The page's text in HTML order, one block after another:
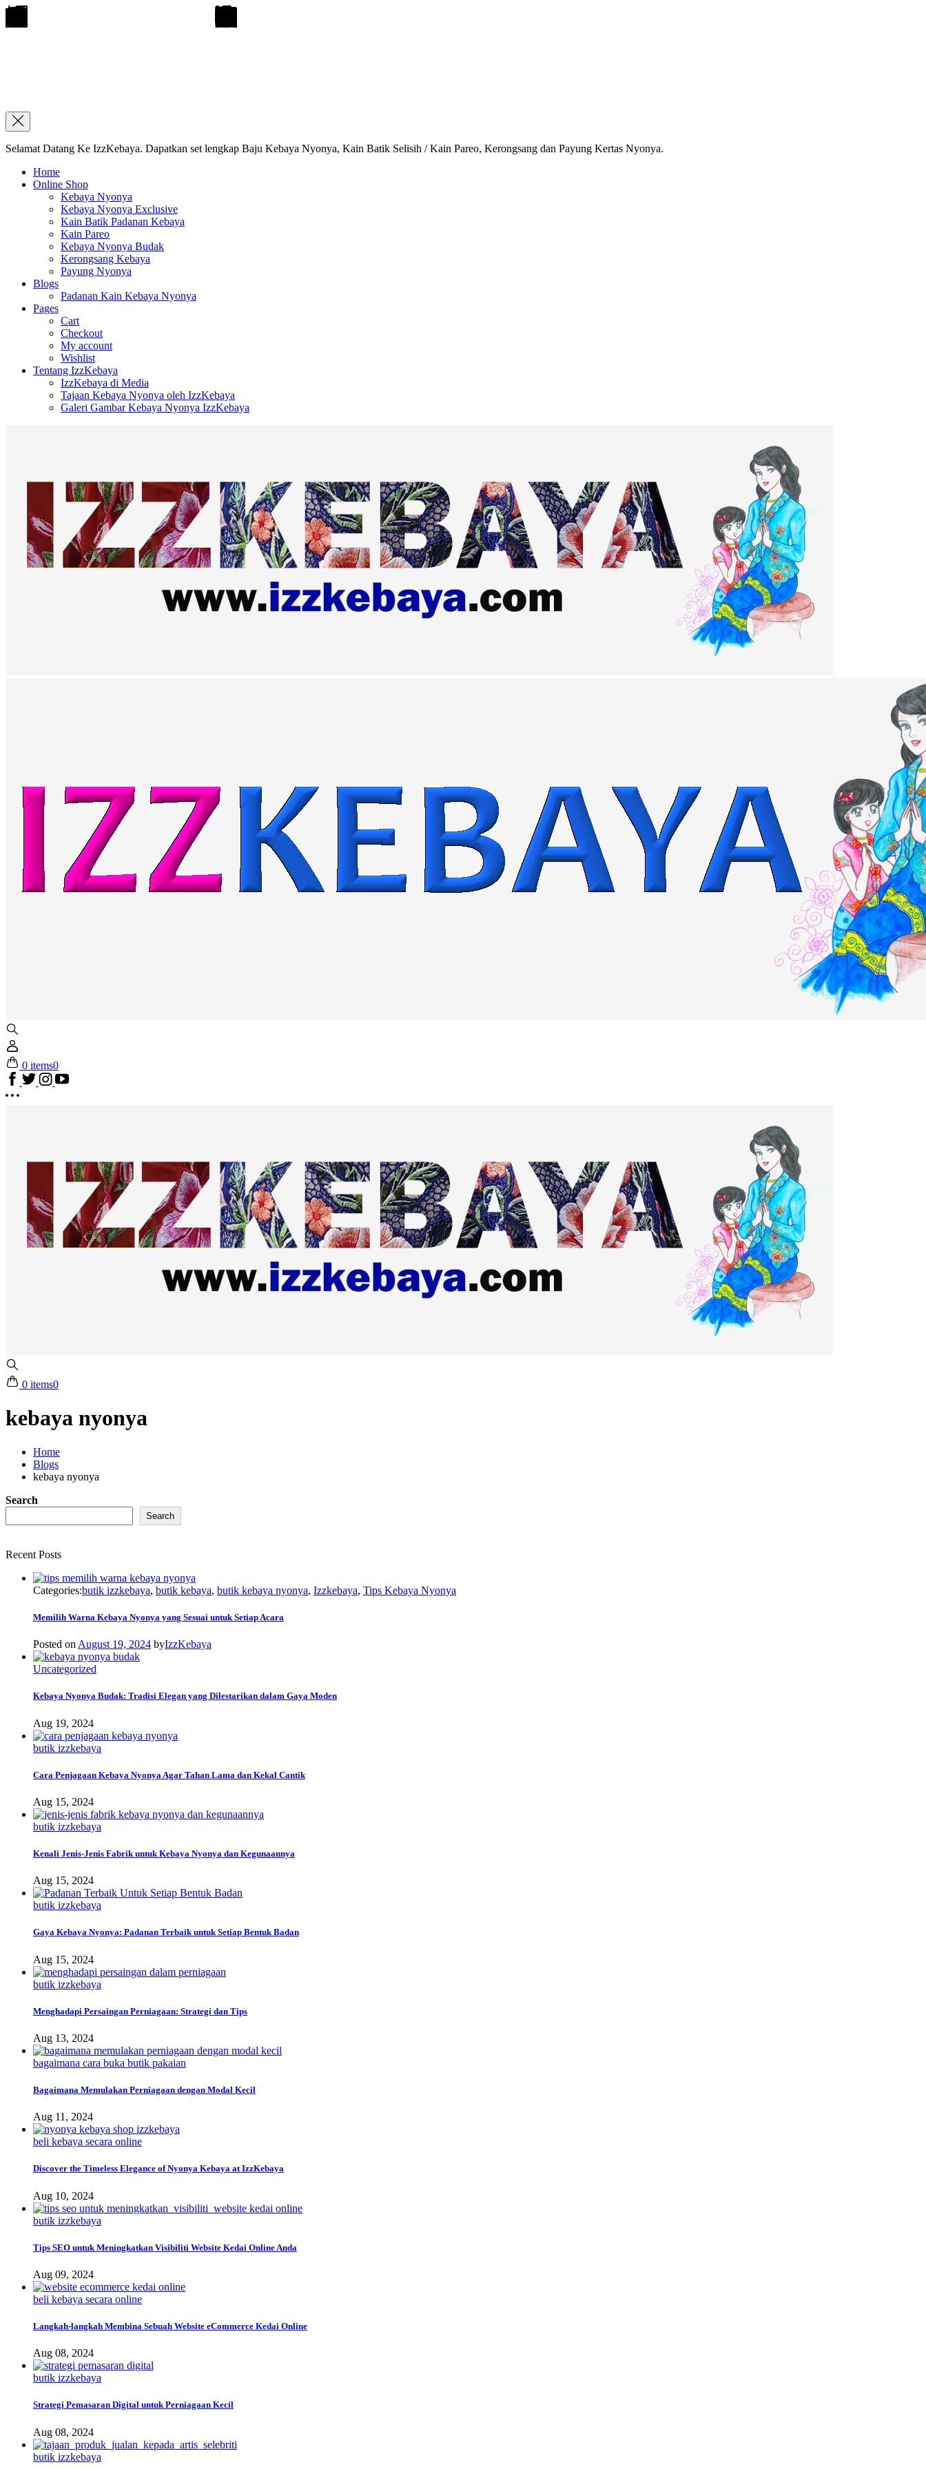
Selamat Datang Ke IzzKebaya. Dapatkan set lengkap Baju Kebaya Nyonya, Kain Batik Selisih / Kain Pareo, Kerongsang dan Payung Kertas Nyonya.
Home
Online Shop
Kebaya Nyonya
Kebaya Nyonya Exclusive
Kain Batik Padanan Kebaya
Kain Pareo
Kebaya Nyonya Budak
Kerongsang Kebaya
Payung Nyonya
Blogs
Padanan Kain Kebaya Nyonya
Pages
Cart
Checkout
My account
Wishlist
Tentang IzzKebaya
IzzKebaya di Media
Tajaan Kebaya Nyonya oleh IzzKebaya
Galeri Gambar Kebaya Nyonya IzzKebaya
0 items0
0 items0
kebaya nyonya
Home
Blogs
kebaya nyonya
Search
Search
Recent Posts
Categories:butik izzkebaya, butik kebaya, butik kebaya nyonya, Izzkebaya, Tips Kebaya Nyonya
Memilih Warna Kebaya Nyonya yang Sesuai untuk Setiap Acara
Posted on August 19, 2024 byIzzKebaya
Uncategorized
Kebaya Nyonya Budak: Tradisi Elegan yang Dilestarikan dalam Gaya Moden
Aug 19, 2024
butik izzkebaya
Cara Penjagaan Kebaya Nyonya Agar Tahan Lama dan Kekal Cantik
Aug 15, 2024
butik izzkebaya
Kenali Jenis-Jenis Fabrik untuk Kebaya Nyonya dan Kegunaannya
Aug 15, 2024
butik izzkebaya
Gaya Kebaya Nyonya: Padanan Terbaik untuk Setiap Bentuk Badan
Aug 15, 2024
butik izzkebaya
Menghadapi Persaingan Perniagaan: Strategi dan Tips
Aug 13, 2024
bagaimana cara buka butik pakaian
Bagaimana Memulakan Perniagaan dengan Modal Kecil
Aug 11, 2024
beli kebaya secara online
Discover the Timeless Elegance of Nyonya Kebaya at IzzKebaya
Aug 10, 2024
butik izzkebaya
Tips SEO untuk Meningkatkan Visibiliti Website Kedai Online Anda
Aug 09, 2024
beli kebaya secara online
Langkah-langkah Membina Sebuah Website eCommerce Kedai Online
Aug 08, 2024
butik izzkebaya
Strategi Pemasaran Digital untuk Perniagaan Kecil
Aug 08, 2024
butik izzkebaya